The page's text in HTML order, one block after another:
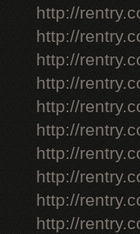
http://
http://
http://
http://
http://
http://
http://
http://
http://
http://